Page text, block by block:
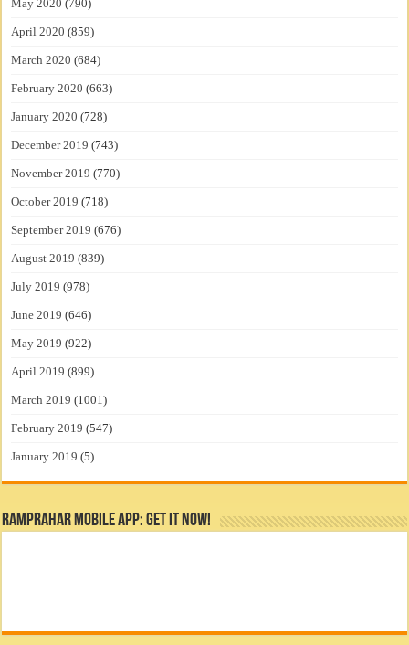
May 2020 (790)
April 2020 (859)
March 2020 (684)
February 2020 (663)
January 2020 (728)
December 2019 (743)
November 2019 (770)
October 2019 (718)
September 2019 (676)
August 2019 (839)
July 2019 (978)
June 2019 (646)
May 2019 (922)
April 2019 (899)
March 2019 (1001)
February 2019 (547)
January 2019 (5)
RamPrahar Mobile App: Get it Now!